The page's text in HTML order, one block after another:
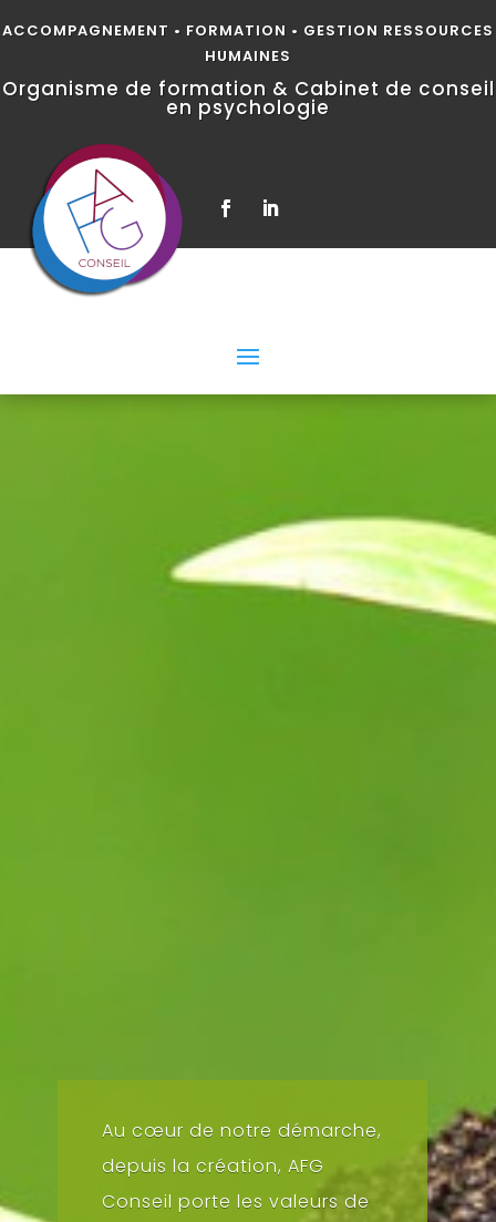
ACCOMPAGNEMENT • FORMATION • GESTION RESSOURCES
HUMAINES
Organisme de formation & Cabinet de conseil
en psychologie
Au cœur de notre démarche,
depuis la création, AFG
Conseil porte les valeurs de